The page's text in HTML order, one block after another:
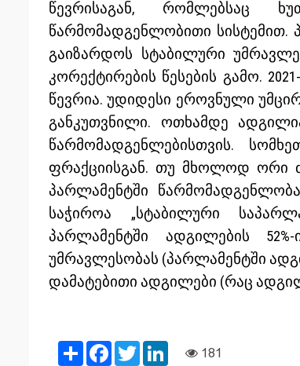
წევრისაგან, რომლებსაც
წარმომადგენლობითი სისტემით.
გაიზარდოს სტაბილური
კორექტირების წესების გამო.
წევრია. უდიდესი ეროვნული
განკუთვნილი. ოთხამდე
წარმომადგენლებისთვის.
ფრაქციისგან. თუ მხოლოდ ორი
პარლამენტში
საჭიროა „სტაბილური
პარლამენტში ადგილების
უმრავლესობას (პარლამენტში
დამატებითი ადგილები (რაც
ShareFacebook
TwitterLinkedIn
181